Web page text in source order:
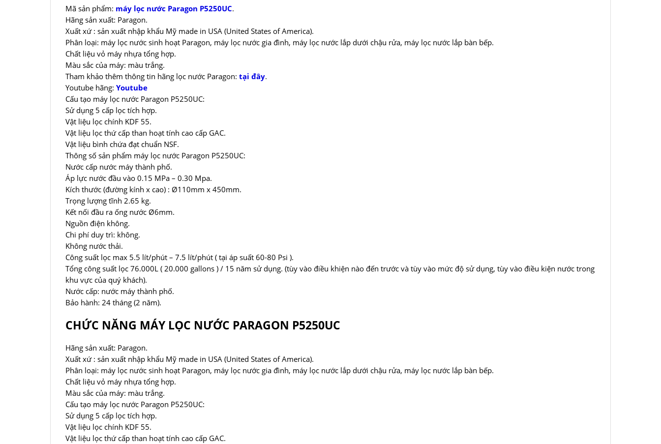
Mã sản phẩm: máy lọc nước Paragon P5250UC.
Hãng sản xuất: Paragon.
Xuất xứ : sản xuất nhập khẩu Mỹ made in USA (United States of America).
Phân loại: máy lọc nước sinh hoạt Paragon, máy lọc nước gia đình, máy lọc nước lắp dưới chậu rửa, máy lọc nước lắp bàn bếp.
Chất liệu vỏ máy nhựa tổng hợp.
Màu sắc của máy: màu trắng.
Tham khảo thêm thông tin hãng lọc nước Paragon: tại đây.
Youtube hãng: Youtube
Cấu tạo máy lọc nước Paragon P5250UC:
Sử dụng 5 cấp lọc tích hợp.
Vật liệu lọc chính KDF 55.
Vật liệu lọc thứ cấp than hoạt tính cao cấp GAC.
Vật liệu bình chứa đạt chuẩn NSF.
Thông số sản phẩm máy lọc nước Paragon P5250UC:
Nước cấp nước máy thành phố.
Áp lực nước đầu vào 0.15 MPa – 0.30 Mpa.
Kích thước (đường kính x cao) : Ø110mm x 450mm.
Trọng lượng tĩnh 2.65 kg.
Kết nối đầu ra ống nước Ø6mm.
Nguồn điện không.
Chi phí duy trì: không.
Không nước thải.
Công suất lọc max 5.5 lít/phút – 7.5 lít/phút ( tại áp suất 60-80 Psi ).
Tổng công suất lọc 76.000L ( 20.000 gallons ) / 15 năm sử dụng. (tùy vào điều khiện nào đến trước và tùy vào mức độ sử dụng, tùy vào điều kiện nước trong
khu vực của quý khách).
Nước cấp: nước máy thành phố.
Bảo hành: 24 tháng (2 năm).
CHỨC NĂNG MÁY LỌC NƯỚC PARAGON P5250UC
Hãng sản xuất: Paragon.
Xuất xứ : sản xuất nhập khẩu Mỹ made in USA (United States of America).
Phân loại: máy lọc nước sinh hoạt Paragon, máy lọc nước gia đình, máy lọc nước lắp dưới chậu rửa, máy lọc nước lắp bàn bếp.
Chất liệu vỏ máy nhựa tổng hợp.
Màu sắc của máy: màu trắng.
Cấu tạo máy lọc nước Paragon P5250UC:
Sử dụng 5 cấp lọc tích hợp.
Vật liệu lọc chính KDF 55.
Vật liệu lọc thứ cấp than hoạt tính cao cấp GAC.